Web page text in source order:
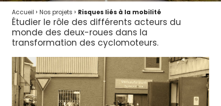
Accueil › Nos projets › Risques liés à la mobilité
Étudier le rôle des différents acteurs du
monde des deux-roues dans la
transformation des cyclomoteurs.